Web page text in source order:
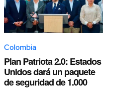
Colombia
Plan Patriota 2.0: Estados
Unidos dará un paquete
de seguridad de 1.000